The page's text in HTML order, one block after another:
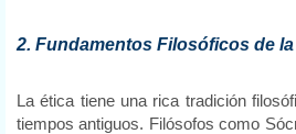
2. Fundamentos Filosóficos de
La ética tiene una rica tradición
tiempos antiguos. Filósofos como